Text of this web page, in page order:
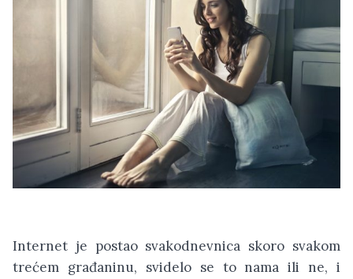
Internet je postao svakodnevnica skoro svakom
trećem građaninu, svidelo se to nama ili ne, i